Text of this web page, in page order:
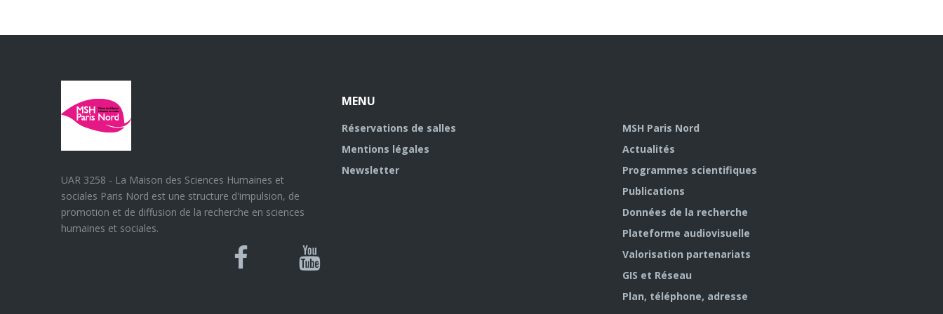
UAR 3258 - La Maison des Sciences Humaines et
sociales Paris Nord est une structure d'impulsion, de
promotion et de diffusion de la recherche en sciences
humaines et sociales.
Bluesky
Canal
MENU
Réservations de salles
Mentions légales
Newsletter
MSH Paris Nord
Actualités
Programmes scientifiques
Publications
Données de la recherche
Plateforme audiovisuelle
Valorisation partenariats
GIS et Réseau
Plan, téléphone, adresse